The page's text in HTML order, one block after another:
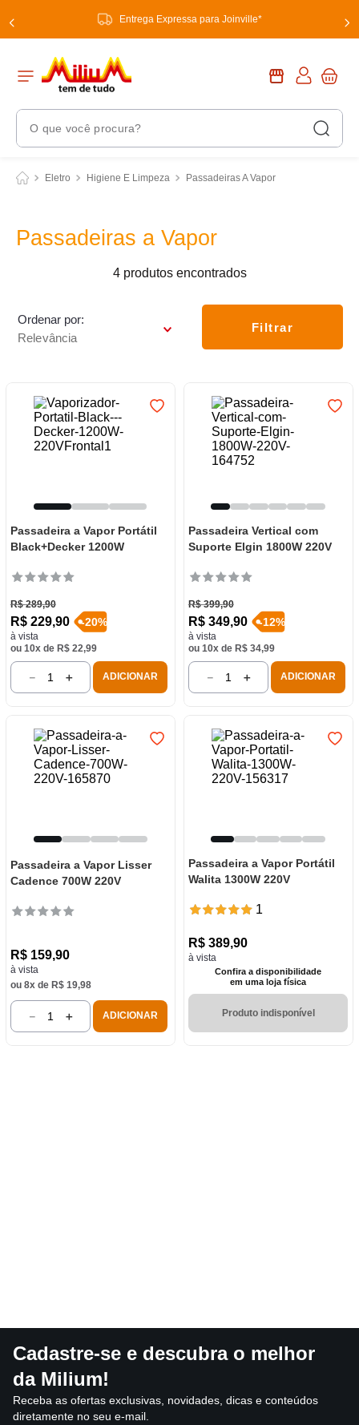
Entrega Expressa para Joinville*
O que você procura?
Eletro Higiene E Limpeza Passadeiras A Vapor
Passadeiras a Vapor
4 produtos
Ordenar por
Relevância
Filtrar
Passadeira a Vapor Portátil
Black+Decker 1200W
R$ 289,90
R$ 229,90
à vista
-20%
ou 10x de R$ 22,99
＋
－ ADICIONAR
Passadeira Vertical com
Suporte Elgin 1800W 220V
R$ 399,90
R$ 349,90
à vista
-12%
ou 10x de R$ 34,99
＋
－ ADICIONAR
Passadeira a Vapor Lisser
Cadence 700W 220V
R$ 159,90
à vista
ou 8x de R$ 19,98
＋
－ ADICIONAR
Passadeira a Vapor Portátil
Walita 1300W 220V
1
R$ 389,90
à vista
Confira a disponibilidade
em uma loja física
Produto indisponível
Cadastre-se e descubra o melhor
da Milium!
Receba as ofertas exclusivas, novidades, dicas e conteúdos
diretamente no seu e-mail.
Termos Mais Buscados
2 º
5º
6º luminária
8º panelas
9º varal
10º caneca